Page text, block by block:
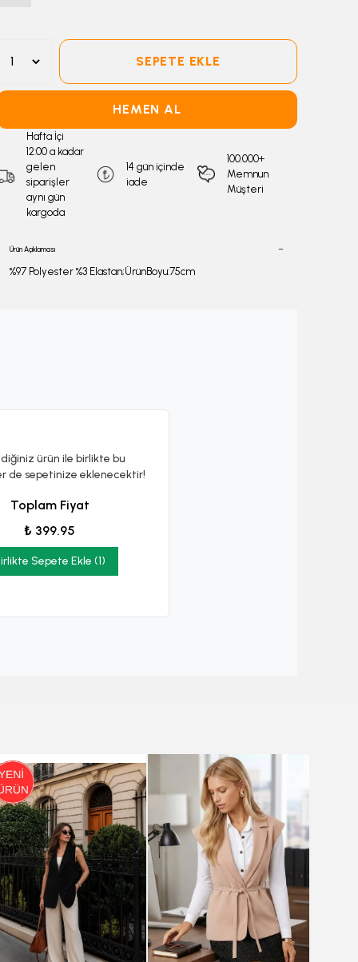
SEPETE EKLE
HEMEN AL
Hafta İçi
12:00 a kadar
gelen
siparişler
aynı gün
kargoda
14 gün içinde
iade
100.000+
Memnun
Müşteri
Ürün Açıklaması
%97 Polyester %3 Elastan;ÜrünBoyu:75cm
ürün ile birlikte bu
de sepetinize eklenecektir!
Toplam Fiyat
₺ 399.95
Sepete Ekle (1)